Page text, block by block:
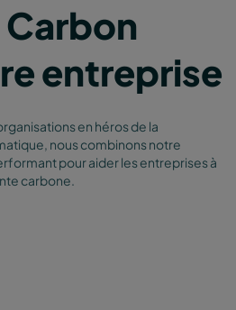
entreprise
en héros de la
nous combinons notre
pour aider les entreprises à
carbone.